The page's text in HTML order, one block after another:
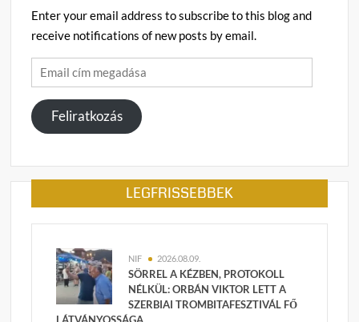
Enter your email address to subscribe to this blog and
receive notifications of new posts by email.
Email
cím
megadása
Feliratkozás
LEGFRISSEBBEK
NIF 2026.08.09.
SÖRREL A KÉZBEN, PROTOKOLL
NÉLKÜL: ORBÁN VIKTOR LETT A
SZERBIAI TROMBITAFESZTIVÁL FŐ